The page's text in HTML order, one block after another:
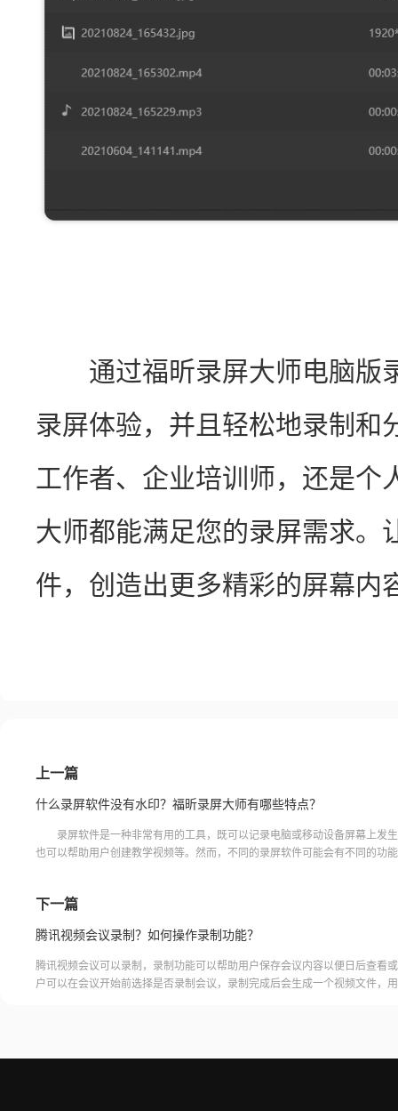
通过福昕录屏大师电脑版
录屏体验，并且轻松地录制和
工作者、企业培训师，还是个
大师都能满足您的录屏需求。
件，创造出更多精彩的屏幕内
上一篇
什么录屏软件没有水印？福昕录屏大师有哪些特点？
录屏软件是一种非常有用的工具，既可以记录电脑或移动设备屏幕上发
也可以帮助用户创建教学视频等。然而，不同的录屏软件可能会有不同的功
下一篇
腾讯视频会议录制？如何操作录制功能？
腾讯视频会议可以录制，录制功能可以帮助用户保存会议内容以便日后查看
户可以在会议开始前选择是否录制会议，录制完成后会生成一个视频文件，